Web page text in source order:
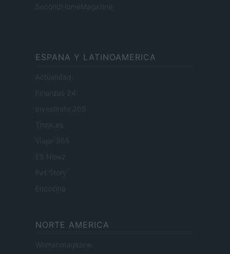
SecondHomeMagazine
ESPANA Y LATINOAMERICA
Actualidad
Finanzas 24
Investindo 365
Think.es
Viajar 365
ES Newz
Encocina
NORTE AMERICA
Womanmagazine